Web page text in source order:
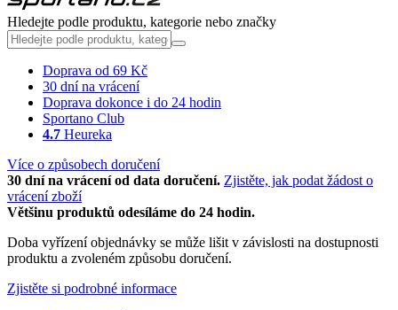
Hledejte podle produktu, kategorie nebo značky
Doprava od 69 Kč
30 dní na vrácení
Doprava dokonce i do 24 hodin
Sportano Club
4.7 Heureka
Více o způsobech doručení
30 dní na vrácení od data doručení. Zjistěte, jak podat žádost o
vrácení zboží
Většinu produktů odesíláme do 24 hodin.
Doba vyřízení objednávky se může lišit v závislosti na dostupnosti
produktu a zvoleném způsobu doručení.
Zjistěte si podrobné informace